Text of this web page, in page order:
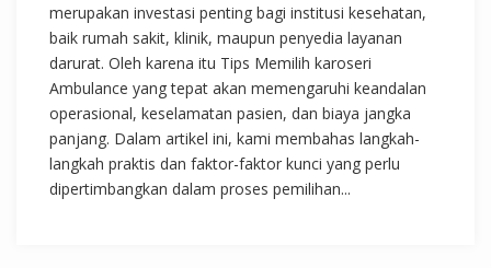
merupakan investasi penting bagi institusi kesehatan,
baik rumah sakit, klinik, maupun penyedia layanan
darurat. Oleh karena itu Tips Memilih karoseri
Ambulance yang tepat akan memengaruhi keandalan
operasional, keselamatan pasien, dan biaya jangka
panjang. Dalam artikel ini, kami membahas langkah-
langkah praktis dan faktor-faktor kunci yang perlu
dipertimbangkan dalam proses pemilihan...